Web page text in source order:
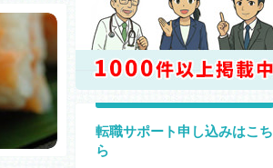
転職サポート申し込みはこち
ら